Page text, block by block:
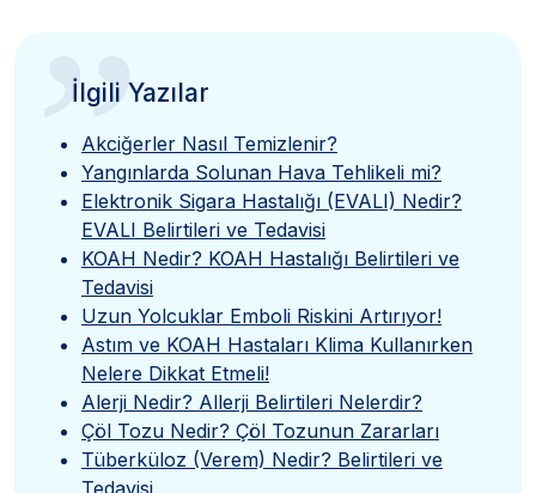
”
İlgili Yazılar
Akciğerler Nasıl Temizlenir?
Yangınlarda Solunan Hava Tehlikeli mi?
Elektronik Sigara Hastalığı (EVALI) Nedir?
EVALI Belirtileri ve Tedavisi
KOAH Nedir? KOAH Hastalığı Belirtileri ve
Tedavisi
Uzun Yolcuklar Emboli Riskini Artırıyor!
Astım ve KOAH Hastaları Klima Kullanırken
Nelere Dikkat Etmeli!
Alerji Nedir? Allerji Belirtileri Nelerdir?
Çöl Tozu Nedir? Çöl Tozunun Zararları
Tüberküloz (Verem) Nedir? Belirtileri ve
Tedavisi